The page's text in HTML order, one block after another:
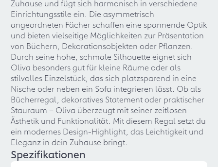
Zuhause und fügt sich harmonisch in verschiedene
Einrichtungsstile ein. Die asymmetrisch
angeordneten Fächer schaffen eine spannende Optik
und bieten vielseitige Möglichkeiten zur Präsentation
von Büchern, Dekorationsobjekten oder Pflanzen.
Durch seine hohe, schmale Silhouette eignet sich
Oliva besonders gut für kleine Räume oder als
stilvolles Einzelstück, das sich platzsparend in eine
Nische oder neben ein Sofa integrieren lässt. Ob als
Bücherregal, dekoratives Statement oder praktischer
Stauraum – Oliva überzeugt mit seiner zeitlosen
Ästhetik und Funktionalität. Mit diesem Regal setzt du
ein modernes Design-Highlight, das Leichtigkeit und
Eleganz in dein Zuhause bringt.
Spezifikationen